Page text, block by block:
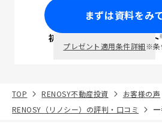
まずは資料をみ
初回面談で ポイント
プレゼント適用条件詳細※条
TOP RENOSY不動産投資
お客様の声
RENOSY（リノシー）の評判・口コミ